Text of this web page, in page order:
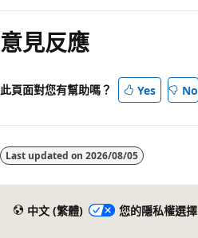
意見反應
此頁面對您有幫助嗎？ Yes No
Last updated on 2026/08/05
中文 (繁體) 您的隱私權選擇